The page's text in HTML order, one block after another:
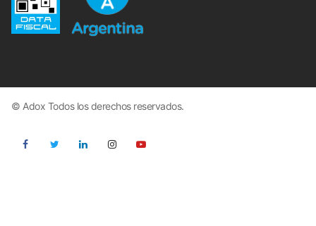
© Adox Todos los derechos reservados.